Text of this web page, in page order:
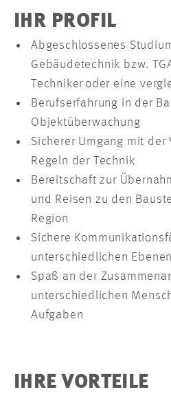
IHR PROFIL
Abgeschlossenes
Gebäudetechnik bzw.
Techniker oder eine
Berufserfahrung in der
Objektüberwachung
Sicherer Umgang mit der
Regeln der Technik
Bereitschaft zur
und Reisen zu den
Region
Sichere
unterschiedlichen Ebenen
Spaß an der
unterschiedlichen
Aufgaben
IHRE VORTEILE